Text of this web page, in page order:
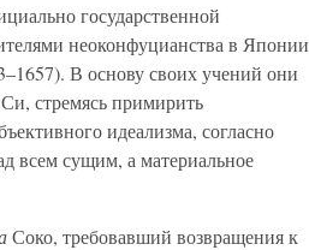
государственной
неоконфуцианства в Японии
В основу своих учений они
стремясь примирить
идеализма, согласно
всем сущим, а материальное
Соко, требовавший возвращения к